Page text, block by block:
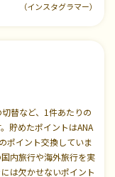
（インスタグラマー）
替など、1件あたりの
貯めたポイントはANA
ポイント交換していま
内旅行や海外旅行を実
は欠かせないポイント